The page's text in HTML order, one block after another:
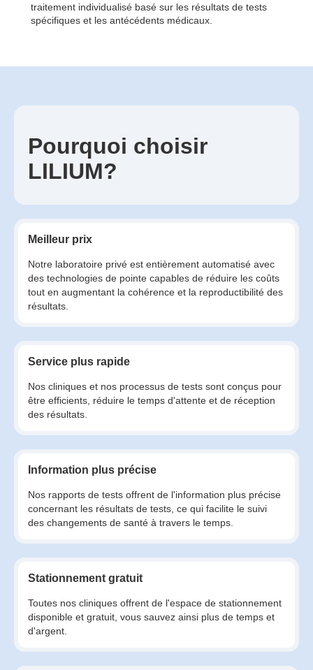
traitement individualisé basé sur les résultats de tests
spécifiques et les antécédents médicaux.
Pourquoi choisir
LILIUM?
Meilleur prix
Notre laboratoire privé est entièrement automatisé avec
des technologies de pointe capables de réduire les coûts
tout en augmentant la cohérence et la reproductibilité des
résultats.
Service plus rapide
Nos cliniques et nos processus de tests sont conçus pour
être efficients, réduire le temps d'attente et de réception
des résultats.
Information plus précise
Nos rapports de tests offrent de l'information plus précise
concernant les résultats de tests, ce qui facilite le suivi
des changements de santé à travers le temps.
Stationnement gratuit
Toutes nos cliniques offrent de l'espace de stationnement
disponible et gratuit, vous sauvez ainsi plus de temps et
d'argent.